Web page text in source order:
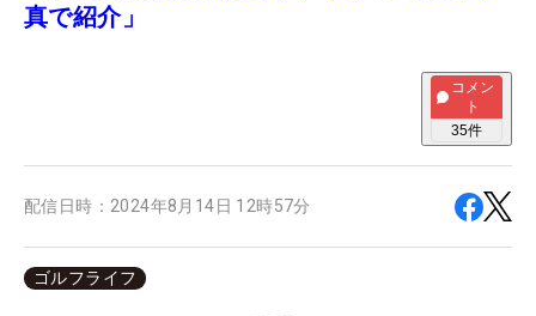
真で紹介」
コメン
ト
35件
配信日時： 2024年8月14日 12時57分
ゴルフライフ